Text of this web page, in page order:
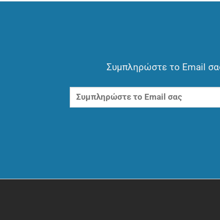
Συμπληρώστε το Email